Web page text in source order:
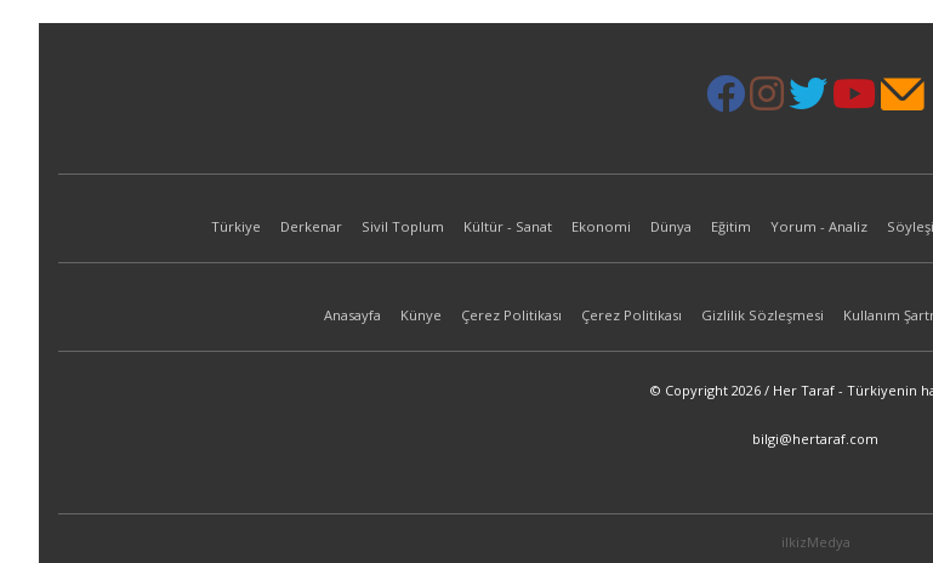
Türkiye Derkenar Sivil Toplum Kültür - Sanat Ekonomi Dünya Eğitim Yorum - Analiz Söyleşi
Anasayfa Künye Çerez Politikası Çerez Politikası Gizlilik Sözleşmesi Kullanım
© Copyright 2026 / Her Taraf - Türkiyenin
bilgi@hertaraf.com
ilkizMedya